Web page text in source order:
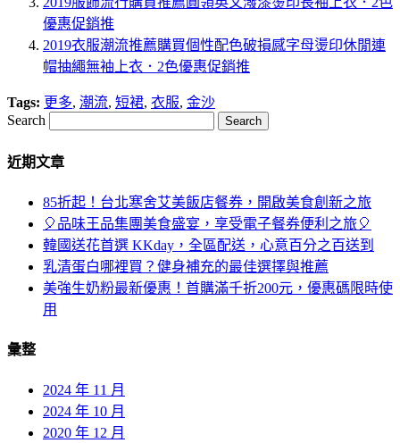
優惠促銷推
2019衣服潮流推薦購買個性配色破損感字母燙印休閒連
帽抽繩無袖上衣．2色優惠促銷推
Tags: 更多, 潮流, 短裙, 衣服, 金沙
Search
近期文章
85折起！台北寒舍艾美飯店餐券，開啟美食創新之旅
🎈品味王品集團美食盛宴，享受電子餐券便利之旅🎈
韓國送花首選 KKday，全區配送，心意百分之百送到
乳清蛋白哪裡買？健身補充的最佳選擇與推薦
美強生奶粉最新優惠！首購滿千折200元，優惠碼限時使
用
彙整
2024 年 11 月
2024 年 10 月
2020 年 12 月